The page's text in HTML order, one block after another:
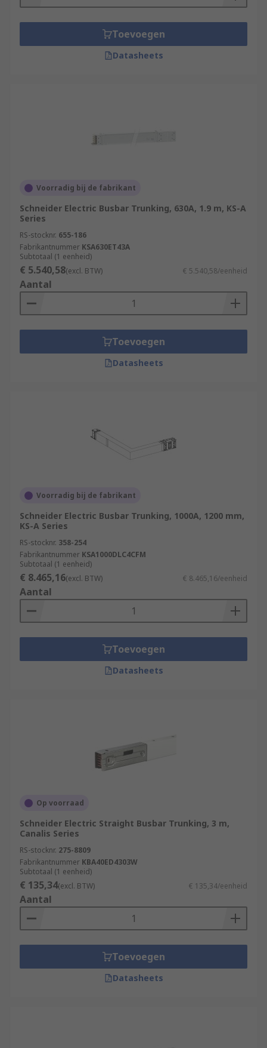
Toevoegen
Datasheets
Voorradig bij de fabrikant
Schneider Electric Busbar Trunking, 630A, 1.9 m, KS-A
Series
RS-stocknr. 655-186
Fabrikantnummer KSA630ET43A
Subtotaal (1 eenheid)
€ 5.540,58(excl. BTW) € 5.540,58/eenheid
Aantal
Toevoegen
Datasheets
Voorradig bij de fabrikant
Schneider Electric Busbar Trunking, 1000A, 1200 mm,
KS-A Series
RS-stocknr. 358-254
Fabrikantnummer KSA1000DLC4CFM
Subtotaal (1 eenheid)
€ 8.465,16(excl. BTW) € 8.465,16/eenheid
Aantal
Toevoegen
Datasheets
Op voorraad
Schneider Electric Straight Busbar Trunking, 3 m,
Canalis Series
RS-stocknr. 275-8809
Fabrikantnummer KBA40ED4303W
Subtotaal (1 eenheid)
€ 135,34(excl. BTW) € 135,34/eenheid
Aantal
Toevoegen
Datasheets